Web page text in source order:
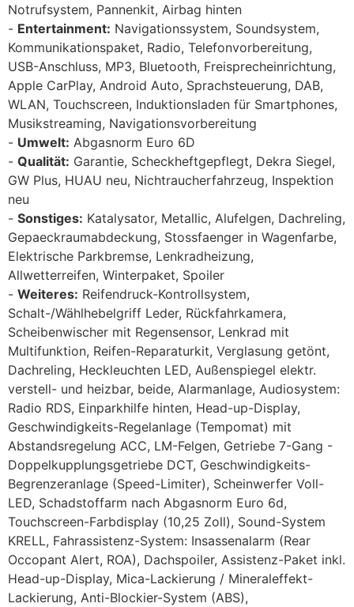
Notrufsystem, Pannenkit, Airbag hinten
Entertainment: Navigationssystem, Soundsystem,
Kommunikationspaket, Radio, Telefonvorbereitung,
USB-Anschluss, MP3, Bluetooth, Freisprecheinrichtung,
Apple CarPlay, Android Auto, Sprachsteuerung, DAB,
WLAN, Touchscreen, Induktionsladen für Smartphones,
Musikstreaming, Navigationsvorbereitung
Umwelt: Abgasnorm Euro 6D
Qualität: Garantie, Scheckheftgepflegt, Dekra Siegel,
GW Plus, HUAU neu, Nichtraucherfahrzeug, Inspektion
neu
Sonstiges: Katalysator, Metallic, Alufelgen, Dachreling,
Gepaeckraumabdeckung, Stossfaenger in Wagenfarbe,
Elektrische Parkbremse, Lenkradheizung,
Allwetterreifen, Winterpaket, Spoiler
Weiteres: Reifendruck-Kontrollsystem,
Schalt-/Wählhebelgriff Leder, Rückfahrkamera,
Scheibenwischer mit Regensensor, Lenkrad mit
Multifunktion, Reifen-Reparaturkit, Verglasung getönt,
Dachreling, Heckleuchten LED, Außenspiegel elektr.
verstell- und heizbar, beide, Alarmanlage, Audiosystem:
Radio RDS, Einparkhilfe hinten, Head-up-Display,
Geschwindigkeits-Regelanlage (Tempomat) mit
Abstandsregelung ACC, LM-Felgen, Getriebe 7-Gang -
Doppelkupplungsgetriebe DCT, Geschwindigkeits-
Begrenzeranlage (Speed-Limiter), Scheinwerfer Voll-
LED, Schadstoffarm nach Abgasnorm Euro 6d,
Touchscreen-Farbdisplay (10,25 Zoll), Sound-System
KRELL, Fahrassistenz-System: Insassenalarm (Rear
Occopant Alert, ROA), Dachspoiler, Assistenz-Paket inkl.
Head-up-Display, Mica-Lackierung / Mineraleffekt-
Lackierung, Anti-Blockier-System (ABS),